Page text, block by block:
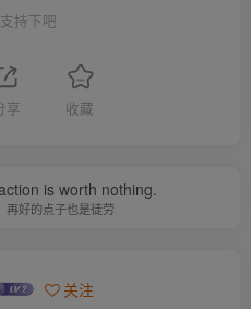
。
持下吧
享 收藏
is worth nothing.
再好的点子也是徒劳
关注